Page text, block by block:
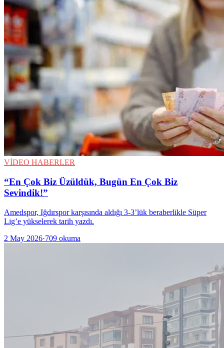
VİDEO HABERLER
“En Çok Biz Üzüldük, Bugün En Çok Biz
Sevindik!”
Amedspor, Iğdırspor karşısında aldığı 3-3’lük beraberlikle Süper
Lig’e yükselerek tarih yazdı.
2 May 2026·709 okuma